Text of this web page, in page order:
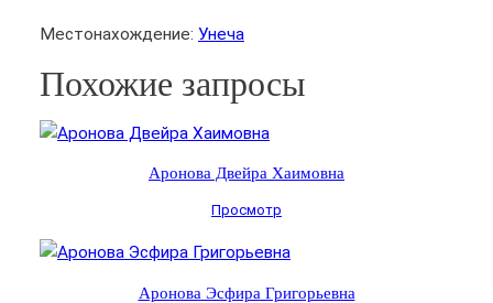
Местонахождение: Унеча
Похожие запросы
Аронова Двейра Хаимовна
Просмотр
Аронова Эсфира Григорьевна